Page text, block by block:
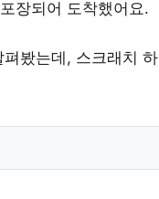
장되어 도착했어요.
봤는데, 스크래치 하